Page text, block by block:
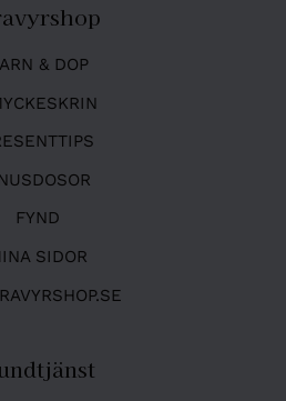
& DOP
FYND
SIDOR